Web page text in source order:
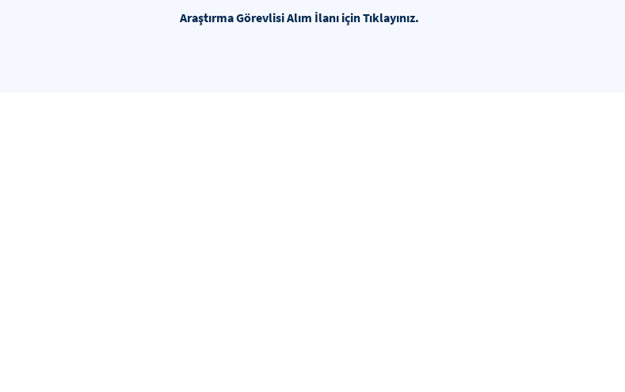
Araştırma Görevlisi Alım İlanı için Tıklayınız.